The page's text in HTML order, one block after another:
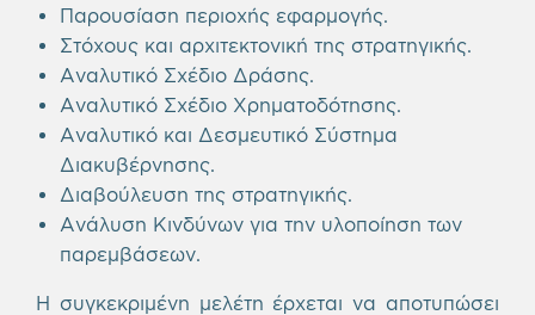
Παρουσίαση περιοχής εφαρμογής.
Στόχους και αρχιτεκτονική της στρατηγικής.
Αναλυτικό Σχέδιο Δράσης.
Αναλυτικό Σχέδιο Χρηματοδότησης.
Αναλυτικό και Δεσμευτικό Σύστημα
Διακυβέρνησης.
Διαβούλευση της στρατηγικής.
Ανάλυση Κινδύνων για την υλοποίηση των
παρεμβάσεων.
Η συγκεκριμένη μελέτη έρχεται να αποτυπώσει